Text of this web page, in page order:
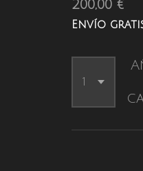
200,00 €
Envío